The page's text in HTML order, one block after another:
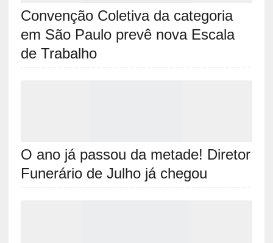
Convenção Coletiva da categoria
em São Paulo prevê nova Escala
de Trabalho
O ano já passou da metade! Diretor
Funerário de Julho já chegou